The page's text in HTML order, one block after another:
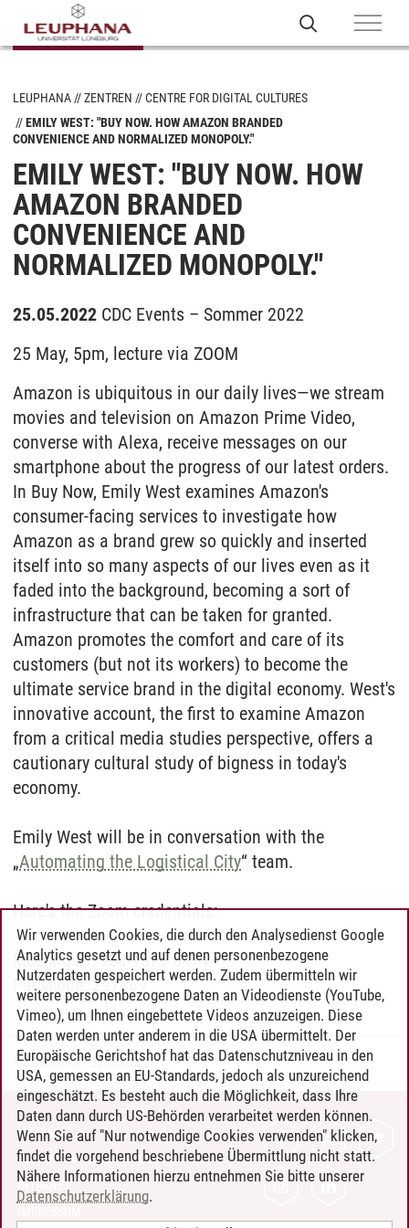
LEUPHANA ZENTREN
CENTRE FOR DIGITAL CULTURES
EMILY WEST: "BUY NOW. HOW AMAZON BRANDED
CONVENIENCE AND NORMALIZED MONOPOLY."
EMILY WEST: "BUY NOW. HOW
AMAZON BRANDED
CONVENIENCE AND
NORMALIZED MONOPOLY."
25.05.2022 CDC Events – Sommer 2022
25 May, 5pm, lecture via ZOOM
Amazon is ubiquitous in our daily lives—we stream
movies and television on Amazon Prime Video,
converse with Alexa, receive messages on our
smartphone about the progress of our latest orders.
In Buy Now, Emily West examines Amazon's
consumer-facing services to investigate how
Amazon as a brand grew so quickly and inserted
itself into so many aspects of our lives even as it
faded into the background, becoming a sort of
infrastructure that can be taken for granted.
Amazon promotes the comfort and care of its
customers (but not its workers) to become the
ultimate service brand in the digital economy. West's
innovative account, the first to examine Amazon
from a critical media studies perspective, offers a
cautionary cultural study of bigness in today's
economy.
Emily West will be in conversation with the
„Automating the Logistical City“ team.
Here's the Zoom credentials:
Meeting ID: 980 9679 6474
Passcode: 297869
Ina Dubberke/ 25.05.2022
KONTAKT
LEUPHANA ALS ARBEITGEBER
INTRANET
Wir verwenden Cookies, die durch den Analysedienst Google
Analytics gesetzt und auf denen personenbezogene
Nutzerdaten gespeichert werden. Zudem übermitteln wir
weitere personenbezogene Daten an Videodienste (YouTube,
Vimeo), um Ihnen eingebettete Videos anzuzeigen. Diese
Daten werden unter anderem in die USA übermittelt. Der
Europäische Gerichtshof hat das Datenschutzniveau in den
USA, gemessen an EU-Standards, jedoch als unzureichend
eingeschätzt. Es besteht auch die Möglichkeit, dass Ihre
Daten dann durch US-Behörden verarbeitet werden können.
Wenn Sie auf "Nur notwendige Cookies verwenden" klicken,
findet die vorgehend beschriebene Übermittlung nicht statt.
Nähere Informationen hierzu entnehmen Sie bitte unserer
Datenschutzerklärung.